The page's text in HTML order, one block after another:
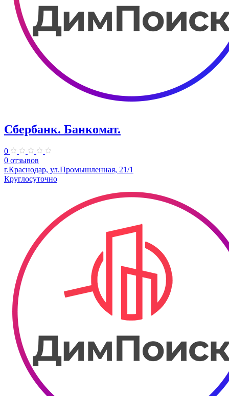
Сбербанк. Банкомат.
0
0 отзывов
г.Краснодар, ул.Промышленная, 21/1
Круглосуточно